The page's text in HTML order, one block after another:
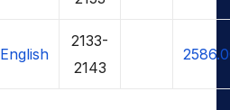
English
2133-
2143